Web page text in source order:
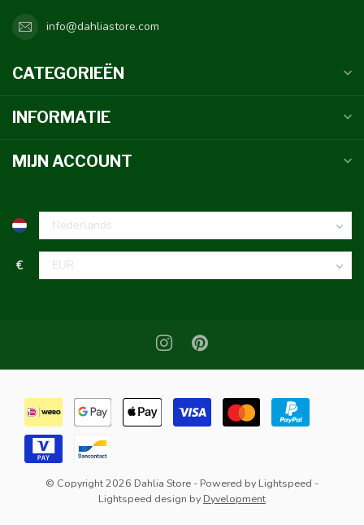
info@dahliastore.com
CATEGORIEËN
INFORMATIE
MIJN ACCOUNT
€
© Copyright 2026 Dahlia Store - Powered by Lightspeed -
Lightspeed design by Dyvelopment